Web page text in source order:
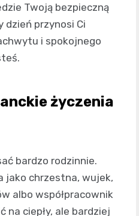
Twoją bezpieczną
dzień przynosi Ci
i spokojnego
życzenia
bardzo rodzinnie.
jako chrzestna, wujek,
albo współpracownik
na ciepły, ale bardziej